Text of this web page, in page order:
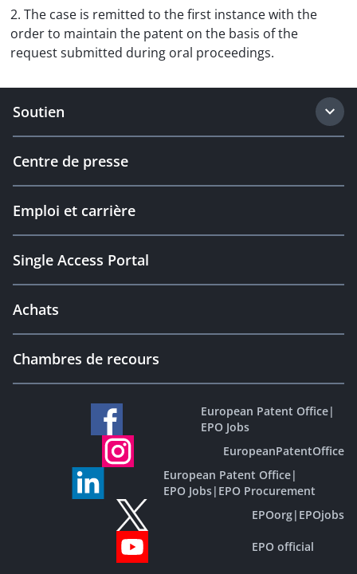
2. The case is remitted to the first instance with the
order to maintain the patent on the basis of the
request submitted during oral proceedings.
Soutien
Centre de presse
Emploi et carrière
Single Access Portal
Achats
Chambres de recours
European Patent Office|
EPO Jobs
EuropeanPatentOffice
European Patent Office|
EPO Jobs| EPO Procurement
EPOorg| EPOjobs
EPO official